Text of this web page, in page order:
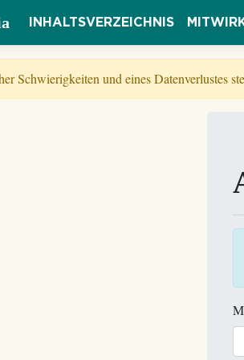
INHALTSVERZEICHNIS
Schwierigkeiten und eines Datenverlustes